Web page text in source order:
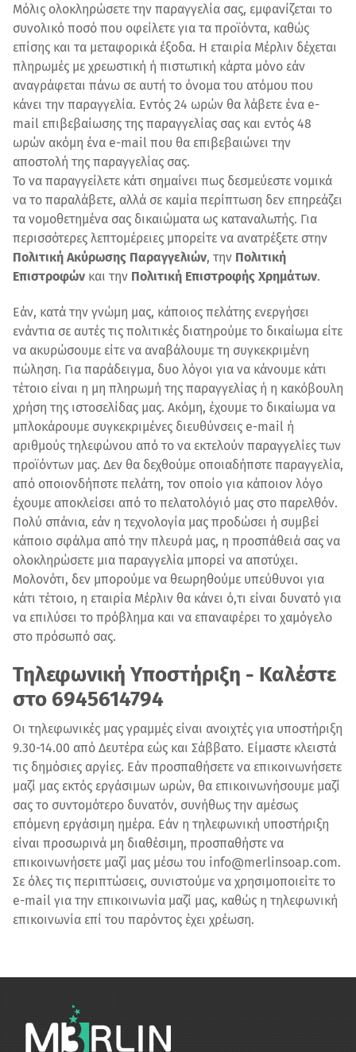
Μόλις ολοκληρώσετε την παραγγελία σας, εμφανίζεται το
συνολικό ποσό που οφείλετε για τα προϊόντα, καθώς
επίσης και τα μεταφορικά έξοδα. Η εταιρία Μέρλιν δέχεται
πληρωμές με χρεωστική ή πιστωτική κάρτα μόνο εάν
αναγράφεται πάνω σε αυτή το όνομα του ατόμου που
κάνει την παραγγελία. Εντός 24 ωρών θα λάβετε ένα e-
mail επιβεβαίωσης της παραγγελίας σας και εντός 48
ωρών ακόμη ένα e-mail που θα επιβεβαιώνει την
αποστολή της παραγγελίας σας.
Το να παραγγείλετε κάτι σημαίνει πως δεσμεύεστε νομικά
να το παραλάβετε, αλλά σε καμία περίπτωση δεν επηρεάζει
τα νομοθετημένα σας δικαιώματα ως καταναλωτής. Για
περισσότερες λεπτομέρειες μπορείτε να ανατρέξετε στην
Πολιτική Ακύρωσης Παραγγελιών, την Πολιτική
Επιστροφώνκαι την Πολιτική Επιστροφής Χρημάτων.
Εάν, κατά την γνώμη μας, κάποιος πελάτης ενεργήσει
ενάντια σε αυτές τις πολιτικές διατηρούμε το δικαίωμα είτε
να ακυρώσουμε είτε να αναβάλουμε τη συγκεκριμένη
πώληση. Για παράδειγμα, δυο λόγοι για να κάνουμε κάτι
τέτοιο είναι η μη πληρωμή της παραγγελίας ή η κακόβουλη
χρήση της ιστοσελίδας μας. Ακόμη, έχουμε το δικαίωμα να
μπλοκάρουμε συγκεκριμένες διευθύνσεις e-mail ή
αριθμούς τηλεφώνου από το να εκτελούν παραγγελίες των
προϊόντων μας. Δεν θα δεχθούμε οποιαδήποτε παραγγελία,
από οποιονδήποτε πελάτη, τον οποίο για κάποιον λόγο
έχουμε αποκλείσει από το πελατολόγιό μας στο παρελθόν.
Πολύ σπάνια, εάν η τεχνολογία μας προδώσει ή συμβεί
κάποιο σφάλμα από την πλευρά μας, η προσπάθειά σας να
ολοκληρώσετε μια παραγγελία μπορεί να αποτύχει.
Μολονότι, δεν μπορούμε να θεωρηθούμε υπεύθυνοι για
κάτι τέτοιο, η εταιρία Μέρλιν θα κάνει ό,τι είναι δυνατό για
να επιλύσει το πρόβλημα και να επαναφέρει το χαμόγελο
στο πρόσωπό σας.
Τηλεφωνική Υποστήριξη - Καλέστε
στο 6945614794
Οι τηλεφωνικές μας γραμμές είναι ανοιχτές για υποστήριξη
9.30-14.00 από Δευτέρα εώς και Σάββατο. Είμαστε κλειστά
τις δημόσιες αργίες. Εάν προσπαθήσετε να επικοινωνήσετε
μαζί μας εκτός εργάσιμων ωρών, θα επικοινωνήσουμε μαζί
σας το συντομότερο δυνατόν, συνήθως την αμέσως
επόμενη εργάσιμη ημέρα. Εάν η τηλεφωνική υποστήριξη
είναι προσωρινά μη διαθέσιμη, προσπαθήστε να
επικοινωνήσετε μαζί μας μέσω του info@merlinsoap.com.
Σε όλες τις περιπτώσεις, συνιστούμε να χρησιμοποιείτε το
e-mail για την επικοινωνία μαζί μας, καθώς η τηλεφωνική
επικοινωνία επί του παρόντος έχει χρέωση.